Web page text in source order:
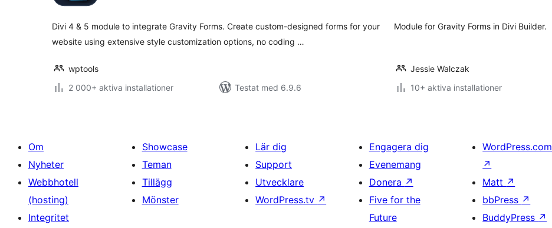
Divi 4 & 5 module to integrate Gravity Forms. Create custom-designed forms for your
website using extensive style customization options, no coding …
wptools
2 000+ aktiva installationer
Testat med 6.9.6
Module for Gravity Forms in Divi Builder.
Jessie Walczak
10+ aktiva installationer
Om
Nyheter
Webbhotell
(hosting)
Integritet
Showcase
Teman
Tillägg
Mönster
Lär dig
Support
Utvecklare
WordPress.tv ↗
Engagera dig
Evenemang
Donera ↗
Five for the
Future
WordPress.com
↗
Matt ↗
bbPress ↗
BuddyPress ↗